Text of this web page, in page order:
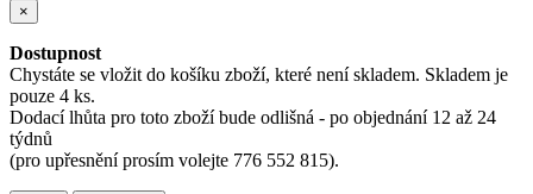
×
Dostupnost
Chystáte se vložit do košíku zboží, které není skladem. Skladem je
pouze 4 ks.
Dodací lhůta pro toto zboží bude odlišná - po objednání 12 až 24
týdnů
(pro upřesnění prosím volejte 776 552 815).